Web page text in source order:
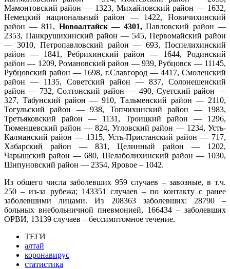
Мамонтовский район — 1323, Михайловский район — 1632,
Немецкий национальный район — 1422, Новичихинский
район — 811, Новоалтайск — 4301,Павловский район —
2353, Панкрушихинский район — 545, Первомайский район
— 3010, Петропавловский район — 693, Поспелихинский
район — 1841, Ребрихинский район — 1644, Родинский
район — 1209, Романовский район — 939, Рубцовск — 11145,
Рубцовский район — 1698, г.Славгород — 4417, Смоленский
район — 1135, Советский район — 837, Солонешенский
район — 732, Солтонский район — 490, Суетский район —
327, Табунский район — 910, Тальменский район — 2110,
Тогульский район — 938, Топчихинский район — 1983,
Третьяковский район — 1131, Троицкий район — 1296,
Тюменцевский район — 824, Угловский район — 1234, Усть-
Калманский район — 1315, Усть-Пристанский район — 717,
Хабарский район — 831, Целинный район — 1202,
Чарышский район — 680, Шелаболихинский район — 1030,
Шипуновский район — 2354, Яровое – 1042.
Из общего числа заболевших 959 случаев – завозные, в т.ч.
250 – из-за рубежа; 143351 случаев – по контакту с ранее
заболевшими лицами. Из 208363 заболевших: 28790 –
больных внебольничной пневмонией, 166434 – заболевших
ОРВИ, 13139 случаев – бессимптомное течение.
ТЕГИ
алтай
коронавирус
статистика